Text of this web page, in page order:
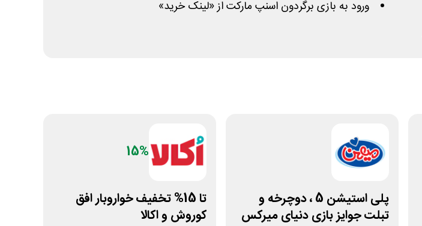
ورود به بازی برگردون اسنپ مارکت از «لینک خرید»
پلی استیشن 5 ، دوچرخه و
تبلت جوایز بازی دنیای میرکس
15%
تا 15% تخفیف خواروبار افق
کوروش و اکالا